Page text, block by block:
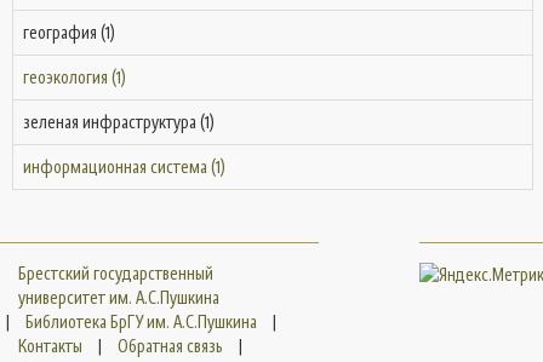
география (1)
геоэкология (1)
зеленая инфраструктура (1)
информационная система (1)
Брестский государственный
университет им. А.С.Пушкина
|
Библиотека БрГУ им. А.С.Пушкина
|
Контакты
| Обратная связь
|